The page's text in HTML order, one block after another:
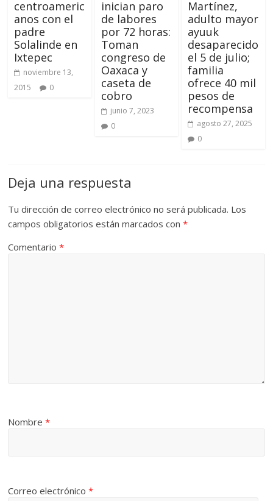
centroameric
anos con el
padre
Solalinde en
Ixtepec
noviembre 13,
2015
0
inician paro
de labores
por 72 horas:
Toman
congreso de
Oaxaca y
caseta de
cobro
junio 7, 2023
0
Martínez,
adulto mayor
ayuuk
desaparecido
el 5 de julio;
familia
ofrece 40 mil
pesos de
recompensa
agosto 27, 2025
0
Deja una respuesta
Tu dirección de correo electrónico no será publicada. Los
campos obligatorios están marcados con*
Comentario*
Nombre*
Correo electrónico*